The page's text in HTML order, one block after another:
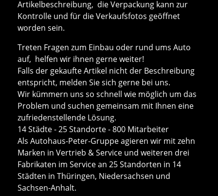
Artikelbeschreibung, die Verpackung kann zur
Kontrolle und für die Verkaufsfotos geöffnet
worden sein.
Treten Fragen zum Einbau oder rund ums Auto
auf, helfen wir ihnen gerne weiter!
Falls der gekaufte Artikel nicht der Beschreibung
entspricht, melden Sie sich gerne bei uns.
Wir kümmern uns so schnell wie möglich um das
Problem und suchen gemeinsam mit Ihnen eine
zufriedenstellende Lösung.
14 Städte - 25 Standorte - 800 Mitarbeiter
Als Autohaus-Peter-Gruppe agieren wir mit zehn
Marken in Vertrieb & Service und weiteren drei
Fabrikaten im Service an 25 Standorten in 14
Städten in Thüringen, Niedersachsen und
Sachsen-Anhalt.